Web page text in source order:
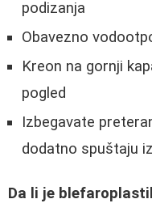
podizanja
Obavezno
Kreon na gornji
pogled
Izbegavate
dodatno spuštaju
Da li je